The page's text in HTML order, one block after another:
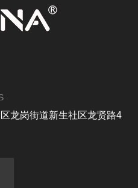
龙岗街道新生社区龙贤路4